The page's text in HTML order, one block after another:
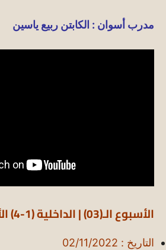
مدرب أسوان : الكابتن ربيع ياسين
الأسبوع الـ(03) | الداخلية (1-4 )
التاريخ : 02/11/2022